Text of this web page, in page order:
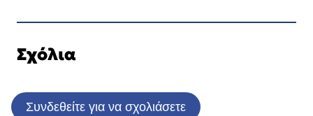
Σχόλια
Συνδεθείτε για να σχολιάσετε